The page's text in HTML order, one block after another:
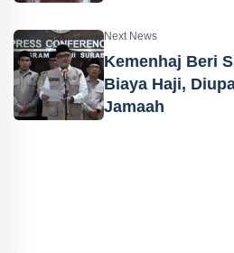
Next News
Kemenhaj Beri
Biaya Haji,
Jamaah